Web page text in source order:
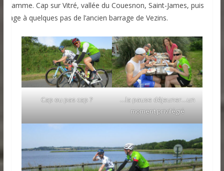
Cap sur Vitré, vallée du Couesnon, Saint-James, puis
à quelques pas de l’ancien barrage de Vezins.
Cap ou pas cap ?
…la pause déjeuner…un
moment privilégié